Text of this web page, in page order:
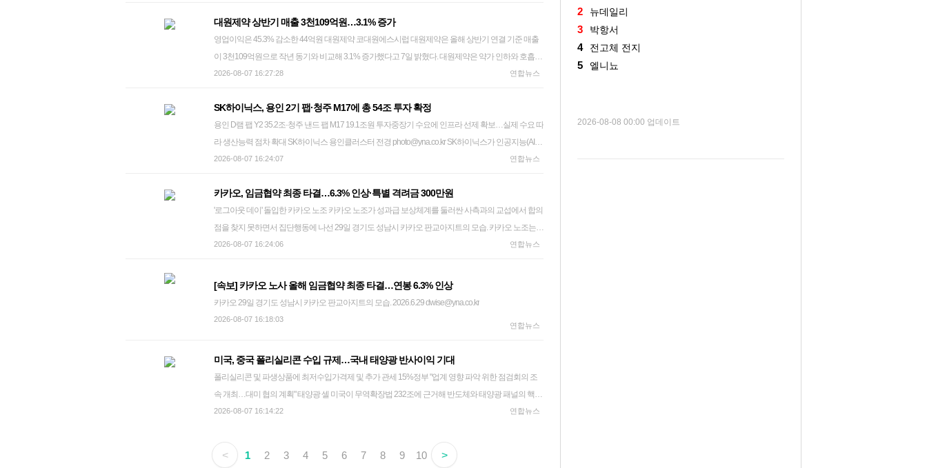
했다고 호소했다. 발광다이오드(LED) 물질을 제조·수출하는 기업은 이란 선적 예정이던 컨테이너 13
개가 부산항에 묶여 있다고 밝혔다. 친환경 비료 제조 기업은 해상 운임이 10∼30% 늘고 원부자재 수
급 소요 기간도 2주∼1개월 지연됐다고 전했다. shlamazel@yna.co.kr
다"라며 "이후 조인식 등 절차를 거치면 최종 종료된다"라고 말했다. 이번 협약에는 직무·역할 상승에
따른 스테이지업 재원을 제외한 연봉총액 인상률 재원 기준 6.3% 적용과 특별격려금 300만원 지급이
포함됐다. 앞서 카카오 노사는 올해 초부터 임금 인상률과 성과급 산정 방식 보상안을 두고 입장을 달
리했다. 노조는 연봉 인상률 6.9%와 영업이익의 13~14% 수준(1인당 1천만원 상당)에 달하는 명확한
을 성과 보상 재원으로 하되, 이미 약정된 양도제한조건부주식(RSU) 등을 성과급 범위에 포함해야 한
다는 입장을 유지했다. 이후 교섭에 진척이 없자 지난 5월 27일 경기지방노동위원회가 조정 중지 결정
을 내리면서 노조는 합법적인 쟁의권을 확보했고 갈등이 본격화됐다. 카카오 노조는 지난 6월 10일 카
카오 본사 및 주요 계열사 조합원이 참여하는 4시간 부분 파업을 단행했다. 이는 카카오 창사 이래 처음
는 로그아웃 데이를 진행했고, 지난달 21일에는 사내 피켓 시위를 열었다. 18차례에 걸친 교섭 끝에 노
사는 지난달 29일 극적으로 임금 협상 잠정 합의안을 도출했다. 카카오 관계자는 "이번 교섭에서 마련
된 합의를 충실히 이행하고, 지속 가능한 성장과 구성원들이 업무에 더욱 집중할 수 있는 근로 환경을
다. 반면, 김해시도시개발공사는 가 등급에 들어 지방공기업 경영평가 우수기관으로 선정됐다. 행정안
전부는 김해시도시개발공사가 비핵심 자산 처분 노력으로 재정건전성을 강화했고 사물인터넷(IoT) 기
반 실시간 감시체계 도입 등 하수처리 서비스를 고도화한 점 등을 높이 평가했다. 창원레포츠파크·창
원시설공단은 나 등급, 통영관광개발공사·거제해양관광개발공사·양산시시설관리공단은 다 등급에
기업은 없었다. 행정안전부 경영평가 결과는 기관장, 임직원의 연봉, 성과급을 차등 지급하는 지침이
된다. seaman@yna.co.kr
대원제약 상반기 매출 3천109억원…3.1% 증가
영업이익은 45.3% 감소한 44억원 대원제약 코대원에스시럽 대원제약은 올해 상반기 연결 기준 매출
이 3천109억원으로 작년 동기와 비교해 3.1% 증가했다고 7일 밝혔다. 대원제약은 약가 인하와 호흡기
질환 미유행 등으로 펠루비와 코대원 등 주력 제품 매출은 줄었지만 만성질환 제품군 처방이 늘고 건
감소했다. 대원제약은 신약 연구개발(R&D) 관련 경상개발비와 신규 건강기능식품 출시에 따른 마케
팅 비용 등으로 영업익이 감소했다고 설명했다. 당기순이익은 57억원이다. 투자자산 처분 이익 등 영
업외손익이 개선되며 308.0% 증가했다. sun@yna.co.kr
2026-08-07 16:27:28 연합뉴스
SK하이닉스, 용인 2기 팹·청주 M17에 총 54조 투자 확정
용인 D램 팹 Y2 35.2조·청주 낸드 팹 M17 19.1조원 투자중장기 수요에 인프라 선제 확보…실제 수요 따
라 생산능력 점차 확대 SK하이닉스 용인클러스터 전경 photo@yna.co.kr SK하이닉스가 인공지능(AI)
메모리 수요 증가 대응을 위해 용인과 청주에 건설할 신규 D램·낸드 생산 팹(Fab)의 투자 규모를 확정
각 35조2천억원, 19조1천억원 등 약 54조원을 투자하기로 결정했다고 밝혔다. 이번 결정은 올해 6월
밝힌 중장기 투자 전략의 일환이다. SK하이닉스는 앞서 용인 반도체 클러스터에 600조원, 청주 생산기
지 확대에 100조원을 투입한다는 계획에 따라 현재 용인 1기 팹(Y1)을 건설 중이며, 이번 투자 결정으
로 후속 팹 건설에 나선다. SK하이닉스는 "AI 시대에는 기술 경쟁력만으로 충분하지 않으며, 고객이 필
번 투자를 결정했다"고 밝혔다. 용인 Y2는 회사가 용인 반도체 클러스터에 조성 중인 총 4기의 팹 중 두
번째 팹으로, 연면적 34.1만평 규모로 조성될 예정이다. 내년 7월 착공해 2029년 6월 첫 번째 클린룸을
오픈할 계획이며, 고대역폭메모리(HBM)를 비롯한 차세대 D램 생산 거점으로 구축된다. 현재 건설 중
인 Y1은 내년 2월 첫 클린룸 오픈을 목표로 공사가 순조롭게 진행되고 있다. Y2 건설에 대한 투자는
실험·테스트·분석을 통합 운영하는 '연구개발통합센터', 부대시설 등의 건설 비용이 포함됐다. 용인시
처인구 원삼면 용인반도체클러스터 일반산업단지 공사현장 SK하이닉스는 당초 2045년으로 예정했
던 용인 반도체 클러스터 완공 시점을 12년 앞당겨 2033년까지 4기 팹 건설을 마친다는 목표를 세웠
다. 경기도 용인시 처인구 원삼면 일대에 약 126만 평 규모로 조성되는 용인 반도체 클러스터는 Y2 가
은 연면적 20.6만 평 규모로, 내년 2월 착공해 2028년 12월 첫 번째 클린룸을 오픈할 예정이다. 투자 기
2026-08-07 16:24:07 연합뉴스
카카오, 임금협약 최종 타결…6.3% 인상·특별 격려금 300만원
'로그아웃 데이' 돌입한 카카오 노조 카카오 노조가 성과급 보상체계를 둘러싼 사측과의 교섭에서 합의
점을 찾지 못하면서 집단행동에 나선 29일 경기도 성남시 카카오 판교아지트의 모습. 카카오 노조는
이날 조합원들이 전일 연차나 전일 오프를 사용하고 사내 업무 시스템에서도 로그아웃하는 방식의 '로
2026.6.29 dwise@yna.co.kr 카카오 노사는 노동조합 찬반 투표 절차를 거쳐 올해 임금 협약이 최종 타
액 인상률 재원 기준 6.3% 적용, 특별격려금 300만원 지급이 포함됐다. 카카오 관계자는 "이번 교섭에
환경을 조성하기 위해 함께 노력할 계획이다"라고 말했다. built@yna.co.kr
2026-08-07 16:24:06 연합뉴스
[속보] 카카오 노사 올해 임금협약 최종 타결…연봉 6.3% 인상
카카오 29일 경기도 성남시 카카오 판교아지트의 모습. 2026.6.29 dwise@yna.co.kr
2026-08-07 16:18:03
연합뉴스
미국, 중국 폴리실리콘 수입 규제…국내 태양광 반사이익 기대
폴리실리콘 및 파생상품에 최저수입가격제 및 추가 관세 15%정부 "업계 영향 파악 위한 점검회의 조
속 개최…대미 협의 계획" 태양광 셀 미국이 무역확장법 232조에 근거해 반도체와 태양광 패널의 핵심
소재인 폴리실리콘과 관련 제품에 무역·관세 조치에 나서면서 국내 기업에 미칠 영향에 관심이 쏠린
2026-08-07 16:14:22 연합뉴스
< 1 2 3 4 5 6 7 8 9 10 >
2 뉴데일리
3 박항서
4 전고체 전지
5 엘니뇨
2026-08-08 00:00 업데이트